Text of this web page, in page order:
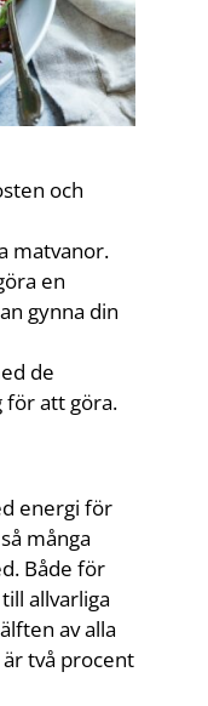
och
matvanor.
en
gynna din
de
för att göra.
energi för
många
Både för
allvarliga
av alla
två procent